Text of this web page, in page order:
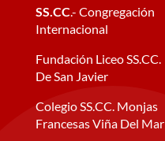
SS.CC.- Congregación
Internacional
Fundación Liceo SS.CC.
De San Javier
Colegio SS.CC. Monjas
Francesas Viña Del Mar